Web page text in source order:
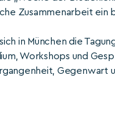
Zusammenarbeit
in München die
Workshops und
Gegenwart